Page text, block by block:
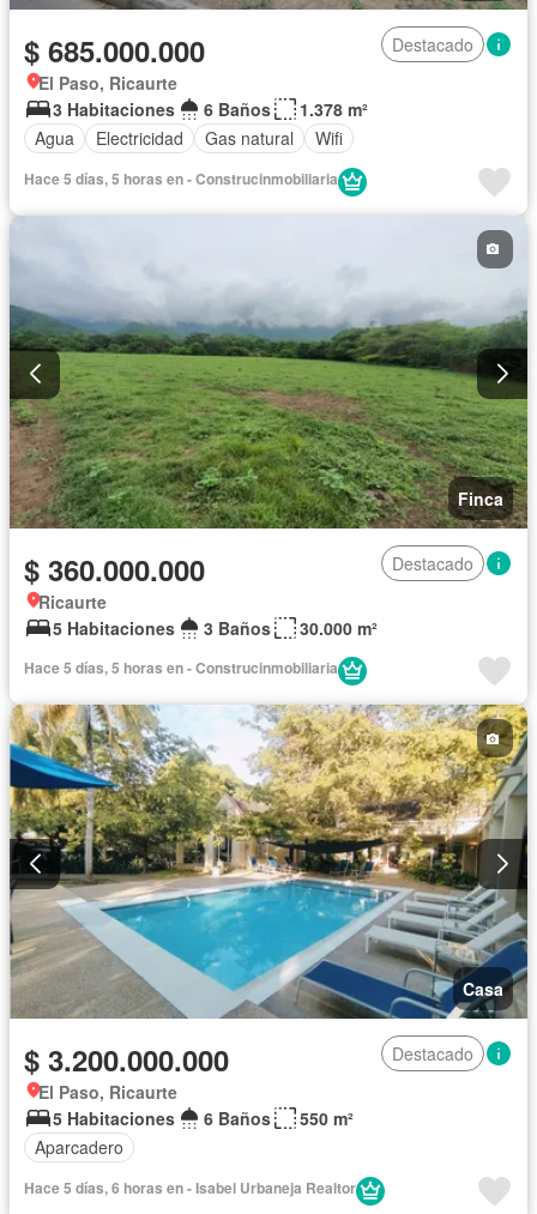
$ 685.000.000
Destacado
El Paso, Ricaurte
3 Habitaciones
6 Baños
1.378 m²
Agua
Electricidad Gas natural Wifi
Hace 5 días, 5 horas en - Construcinmobiliaria
Finca
$ 360.000.000
Destacado
Ricaurte
5 Habitaciones
3 Baños 30.000 m²
Hace 5 días, 5 horas en - Construcinmobiliaria
Casa
$ 3.200.000.000
Destacado
El Paso, Ricaurte
5 Habitaciones
6 Baños
550 m²
Aparcadero
Hace 5 días, 6 horas en - Isabel Urbaneja Realtor